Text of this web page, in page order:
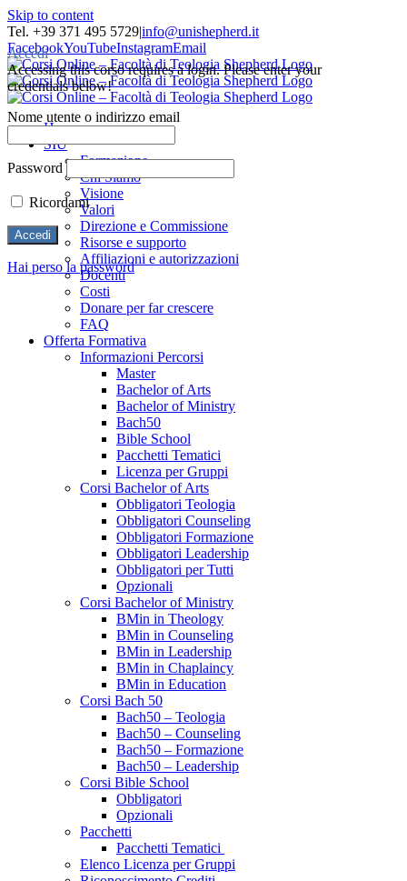
Skip to content
Tel. +39 371 495 5729|info@unishepherd.it
FacebookYouTubeInstagramEmail
Home
SIU
Formazione
Chi Siamo
Visione
Valori
Direzione e Commissione
Risorse e supporto
Affiliazioni e autorizzazioni
Docenti
Costi
Donare per far crescere
FAQ
Offerta Formativa
Informazioni Percorsi
Master
Bachelor of Arts
Bachelor of Ministry
Bach50
Bible School
Pacchetti Tematici
Licenza per Gruppi
Corsi Bachelor of Arts
Obbligatori Teologia
Obbligatori Counseling
Obbligatori Formazione
Obbligatori Leadership
Obbligatori per Tutti
Opzionali
Corsi Bachelor of Ministry
BMin in Theology
BMin in Counseling
BMin in Leadership
BMin in Chaplaincy
BMin in Education
Corsi Bach 50
Bach50 – Teologia
Bach50 – Counseling
Bach50 – Formazione
Bach50 – Leadership
Corsi Bible School
Obbligatori
Opzionali
Pacchetti
Pacchetti Tematici
Elenco Licenza per Gruppi
Accedi
Accessing this corso requires a login. Please enter your
credentials below!
Nome utente o indirizzo email
Password
Ricordami
Hai perso la password